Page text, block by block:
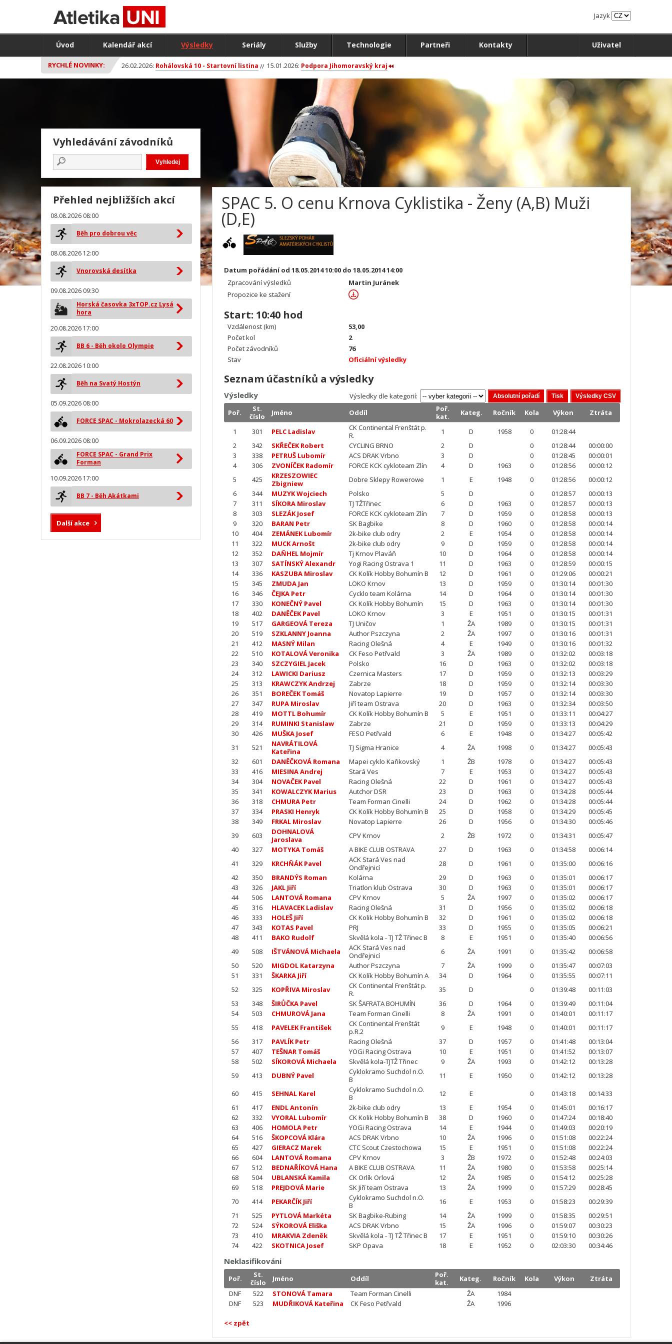
Jazyk
Úvod Kalendář akcí Výsledky Seriály Služby Technologie Partneři Kontakty Uživatel
RYCHLÉ NOVINKY: 26.02.2026: Rohálovská 10 - Startovní listina 15.01.2026: Podpora Jihomoravský kraj
SPAC 5. O cenu Krnova Cyklistika - Ženy (A,B) Muži
(D,E)
Datum pořádání od 18.05.2014 10:00 do 18.05.2014 14:00
Zpracování výsledků
Martin Juránek
Propozice ke stažení
Start: 10:40 hod
Vzdálenost (km)
53,00
Počet kol
2
Počet závodníků
76
Stav
Oficiální výsledky
Seznam účastníků a výsledky
Výsledky
Výsledky dle kategorií:
Poř.
St.
číslo
Jméno Oddíl
Poř.
kat.
Kateg. Ročník Kola Výkon Ztráta
1 301 PELC Ladislav
CK Continental Frenštát p.
R.
1 D 1958 0
01:28:44
2
342 SKŘEČEK Robert CYCLING BRNO 2 D 0 01:28:44
00:00:00
3
338 PETRUŠ Lubomír ACS DRAK Vrbno 3 D 0 01:28:45
00:00:01
4
306 ZVONÍČEK Radomír FORCE KCK cykloteam Zlín 4 D 1963 0 01:28:56
00:00:12
5
425
KRZESZOWIEC
Zbigniew
Dobre Sklepy Rowerowe 1 E 1948 0 01:28:56
00:00:12
6
344 MUZYK Wojciech Polsko 5 D 0 01:28:57
00:00:13
7
311 SÍKORA Miroslav TJ TŽTřinec 6 D 1963 0 01:28:57
00:00:13
8
303 SLEZÁK Josef FORCE KCK cykloteam Zlín 7 D 1959 0 01:28:58
00:00:13
9
320 BARAN Petr SK Bagbike 8 D 1960 0 01:28:58
00:00:14
10
404 ZEMÁNEK Lubomír 2k-bike club odry 2 E 1954 0 01:28:58
00:00:14
11
322 MUCK Arnošt 2k-bike club odry 9 D 1959 0 01:28:58
00:00:14
12
352 DAŇHEL Mojmír Tj Krnov Plaváň 10 D 1964 0 01:28:58
00:00:14
13
307 SATÍNSKÝ Alexandr Yogi Racing Ostrava 1 11 D 1963 0 01:28:59
00:00:15
14
336 KASZUBA Miroslav CK Kolík Hobby Bohumín B 12 D 1961 0 01:29:06
00:00:21
15
345 ZMUDA Jan LOKO Krnov 13 D 1959 0 01:30:14
00:01:30
16
346 ČEJKA Petr Cycklo team Kolárna 14 D 1964 0 01:30:14
00:01:30
17
330 KONEČNÝ Pavel CK Kolík Hobby Bohumín 15 D 1963 0 01:30:14
00:01:30
18
402 DANĚČEK Pavel LOKO Krnov 3 E 1951 0 01:30:15
00:01:31
19
517 GARGEOVÁ Tereza TJ Uničov 1 ŽA 1989 0 01:30:15
00:01:31
20
519 SZKLANNY Joanna Author Pszczyna 2 ŽA 1997 0 01:30:16
00:01:31
21
412 MASNÝ Milan Racing Olešná 4 E 1949 0 01:30:16
00:01:32
22
510 KOTALOVÁ Veronika CK Feso Petřvald 3 ŽA 1989 0 01:32:02
00:03:18
23
340 SZCZYGIEL Jacek Polsko 16 D 1963 0 01:32:02
00:03:18
24
312 LAWICKI Dariusz Czernica Masters 17 D 1959 0 01:32:13
00:03:29
25
313 KRAWCZYK Andrzej Zabrze 18 D 1959 0 01:32:14
00:03:30
26
351 BOREČEK Tomáš Novatop Lapierre 19 D 1957 0 01:32:14
00:03:30
27
347 RUPA Miroslav Jiří team Ostrava 20 D 1963 0 01:32:34
00:03:50
28
419 MOTTL Bohumír CK Kolík Hobby Bohumín B 5 E 1951 0 01:33:11
00:04:27
29
314 RUMINKI Stanislaw Zabrze 21 D 1959 0 01:33:13
00:04:29
30
426 MUŠKA Josef FESO Petřvald 6 E 1948 0 01:34:27
00:05:42
31
521
NAVRÁTILOVÁ
Kateřina
TJ Sigma Hranice 4 ŽA 1998 0 01:34:27
00:05:43
32
601 DANĚČKOVÁ Romana Mapei cyklo Kaňkovský 1 ŽB 1978 0 01:34:27
00:05:43
33
416 MIESINA Andrej Stará Ves 7 E 1953 0 01:34:27
00:05:43
34
304 NOVAČEK Pavel Racing Olešná 22 D 1961 0 01:34:27
00:05:43
35
341 KOWALCZYK Marius Autchor DSR 23 D 1963 0 01:34:28
00:05:44
36
318 CHMURA Petr Team Forman Cinelli 24 D 1962 0 01:34:28
00:05:44
37
334 PRASKI Henryk CK Kolík Hobby Bohumín B 25 D 1958 0 01:34:29
00:05:45
38
349 FRKAL Miroslav Novatop Lapierre 26 D 1956 0 01:34:30
00:05:46
39
603
DOHNALOVÁ
Jaroslava
CPV Krnov 2 ŽB 1972 0 01:34:31
00:05:47
40
327 MOTYKA Tomáš A BIKE CLUB OSTRAVA 27 D 1963 0 01:34:58
00:06:14
41
329 KRCHŇÁK Pavel
ACK Stará Ves nad
Ondřejnicí
28 D 1961 0 01:35:00
00:06:16
42
350 BRANDÝS Roman Kolárna 29 D 1963 0 01:35:01
00:06:17
43
326 JAKL Jiří Triatlon klub Ostrava 30 D 1963 0 01:35:01
00:06:17
44
506 LANTOVÁ Romana CPV Krnov 5 ŽA 1997 0 01:35:02
00:06:17
45
316 HLAVACEK Ladislav Racing Olešná 31 D 1956 0 01:35:02
00:06:18
46
333 HOLEŠ Jiří CK Kolik Hobby Bohumín B 32 D 1961 0 01:35:02
00:06:18
47
343 KOTAS Pavel PRJ 33 D 1955 0 01:35:05
00:06:21
48
411 BAKO Rudolf Skvělá kola - TJ TŽ Třinec B 8 E 1951 0 01:35:40
00:06:56
49
508 IŠTVÁNOVÁ Michaela
ACK Stará Ves nad
Ondřejnicí
6 ŽA 1991 0 01:35:42
00:06:58
50
520 MIGDOL Katarzyna Author Pszczyna 7 ŽA 1999 0 01:35:47
00:07:03
51
331 ŠKARKA Jiří CK Kolík Hobby Bohumín A 34 D 1964 0 01:35:55
00:07:11
52
325 KOPŘIVA Miroslav
CK Continental Frenštát p.
R.
35 D 0 01:39:48
00:11:03
53
348 ŠIRŮČKA Pavel SK ŠAFRATA BOHUMÍN 36 D 1964 0 01:39:49
00:11:04
54
503 CHMUROVÁ Jana Team Forman Cinelli 8 ŽA 1991 0 01:40:01
00:11:17
55
418 PAVELEK František
CK Continental Frenštát
p.R.2
9 E 1948 0 01:40:01
00:11:17
56
317 PAVLÍK Petr Racing Olešná 37 D 1957 0 01:41:48
00:13:04
57
407 TEŠNAR Tomáš YOGi Racing Ostrava 10 E 1951 0 01:41:52
00:13:07
58
502 SÍKOROVÁ Michaela Skvělá kola-TJTŽ Třinec 9 ŽA 1993 0 01:42:12
00:13:28
59
413 DUBNÝ Pavel
Cyklokramo Suchdol n.O.
B
11 E 1950 0 01:42:12
00:13:28
60
415 SEHNAL Karel
Cyklokramo Suchdol n.O.
B
12 E 0 01:43:18
00:14:33
61
417 ENDL Antonín 2k-bike club odry 13 E 1954 0 01:45:01
00:16:17
62
332 VYORAL Lubomír CK Kolik Hobby Bohumín B 38 D 1960 0 01:47:24
00:18:40
63
406 HOMOLA Petr YOGi Racing Ostrava 14 E 1944 0 01:49:03
00:20:19
64
516 ŠKOPCOVÁ Klára ACS DRAK Vrbno 10 ŽA 1996 0 01:51:08
00:22:24
65
427 GIERACZ Marek CTC Scout Czestochowa 15 E 1951 0 01:51:08
00:22:24
66
604 LANTOVÁ Romana CPV Krnov 3 ŽB 1972 0 01:52:48
00:24:03
67
512 BEDNAŘÍKOVÁ Hana A BIKE CLUB OSTRAVA 11 ŽA 1980 0 01:53:58
00:25:14
68
504 UBLANSKÁ Kamila CK Orlík Orlová 12 ŽA 1985 0 01:54:12
00:25:28
69
518 PREJDOVÁ Marie SK Jiří team Ostrava 13 ŽA 1999 0 01:57:29
00:28:45
70
414 PEKARČÍK Jiří
Cyklokramo Suchdol n.O.
B
16 E 1953 0 01:58:23
00:29:39
71
525 PYTLOVÁ Markéta SK Bagbike-Rubing 14 ŽA 1999 0 01:58:35
00:29:51
72
524 SÝKOROVÁ Eliška ACS DRAK Vrbno 15 ŽA 1996 0 01:59:07
00:30:23
73
410 MRAKVIA Zdeněk Skvělá kola - TJ TŽ Třinec B 17 E 1951 0 01:59:10
00:30:26
74
422 SKOTNICA Josef SKP Opava 18 E 1952 0 02:03:30 00:34:46
Neklasifikováni
Poř.
St.
číslo
Jméno Oddíl
Poř.
kat.
Kateg. Ročník Kola Výkon
Ztráta
DNF
522 STONOVÁ Tamara Team Forman Cinelli ŽA
1984
DNF
523 MUDŘIKOVÁ Kateřina CK Feso Petřvald ŽA 1996
<< zpět
Vyhledávání závodníků
Přehled nejbližších akcí
08.08.2026 08:00
Běh pro dobrou věc
08.08.2026 12:00
Vnorovská desítka
09.08.2026 09:30
Horská časovka 3xTOP.cz Lysá
hora
20.08.2026 17:00
BB 6 - Běh okolo Olympie
22.08.2026 10:00
Běh na Svatý Hostýn
05.09.2026 08:00
FORCE SPAC - Mokrolazecká 60
06.09.2026 08:00
FORCE SPAC - Grand Prix
Forman
10.09.2026 17:00
BB 7 - Běh Akátkami
Další akce